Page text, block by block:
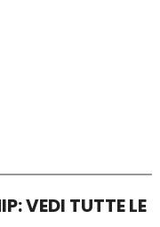
VEDI TUTTE LE